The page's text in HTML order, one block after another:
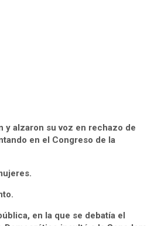
y alzaron su voz en rechazo de
en el Congreso de la
en la que se debatía el